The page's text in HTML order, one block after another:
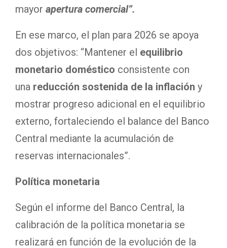
mayor apertura comercial”.
En ese marco, el plan para 2026 se apoya
dos objetivos: “Mantener el equilibrio
monetario doméstico consistente con
una reducción sostenida de la inflación y
mostrar progreso adicional en el equilibrio
externo, fortaleciendo el balance del Banco
Central mediante la acumulación de
reservas internacionales”.
Política monetaria
Según el informe del Banco Central, la
calibración de la política monetaria se
realizará en función de la evolución de la